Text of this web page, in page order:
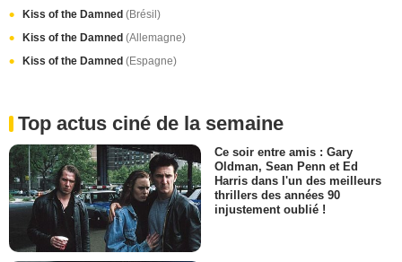
Kiss of the Damned (Brésil)
Kiss of the Damned (Allemagne)
Kiss of the Damned (Espagne)
Top actus ciné de la semaine
Ce soir entre amis : Gary
Oldman, Sean Penn et Ed
Harris dans l'un des meilleurs
thrillers des années 90
injustement oublié !